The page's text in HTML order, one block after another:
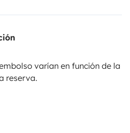
varían en función de la
reserva.